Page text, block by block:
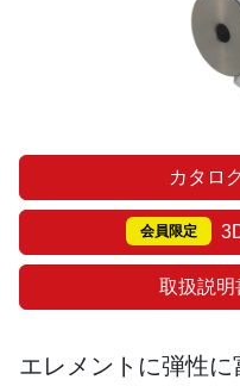
カタロ
会員限定
取扱説明
エレメントに弾性